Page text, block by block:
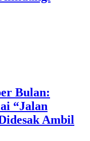
Bulan:
“Jalan
Ambil